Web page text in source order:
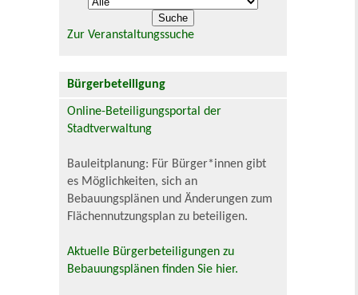
Zur Veranstaltungssuche
Bürgerbeteiligung
Online-Beteiligungsportal der
Stadtverwaltung
Bauleitplanung: Für Bürger*innen gibt
es Möglichkeiten, sich an
Bebauungsplänen und Änderungen zum
Flächennutzungsplan zu beteiligen.
Aktuelle Bürgerbeteiligungen zu
Bebauungsplänen finden Sie hier.